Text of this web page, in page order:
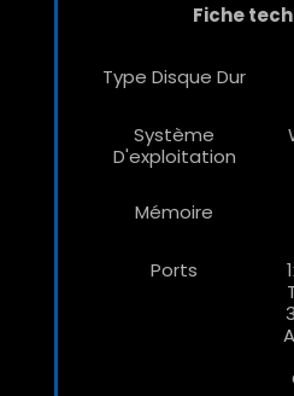
Fiche
Type Disque Dur
Système
D'exploitation
Mémoire
Ports